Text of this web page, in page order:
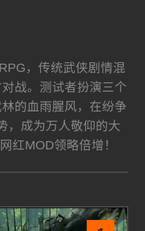
，传统武侠剧情混
战。测试者扮演三个
的血雨腥风，在纷争
，成为万人敬仰的大
红MOD领略倍增！